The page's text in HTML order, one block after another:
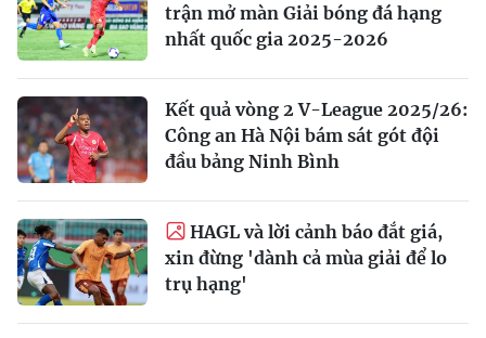
trận mở màn Giải bóng đá hạng
nhất quốc gia 2025-2026
Kết quả vòng 2 V-League 2025/26:
Công an Hà Nội bám sát gót đội
đầu bảng Ninh Bình
HAGL và lời cảnh báo đắt giá,
xin đừng 'dành cả mùa giải để lo
trụ hạng'